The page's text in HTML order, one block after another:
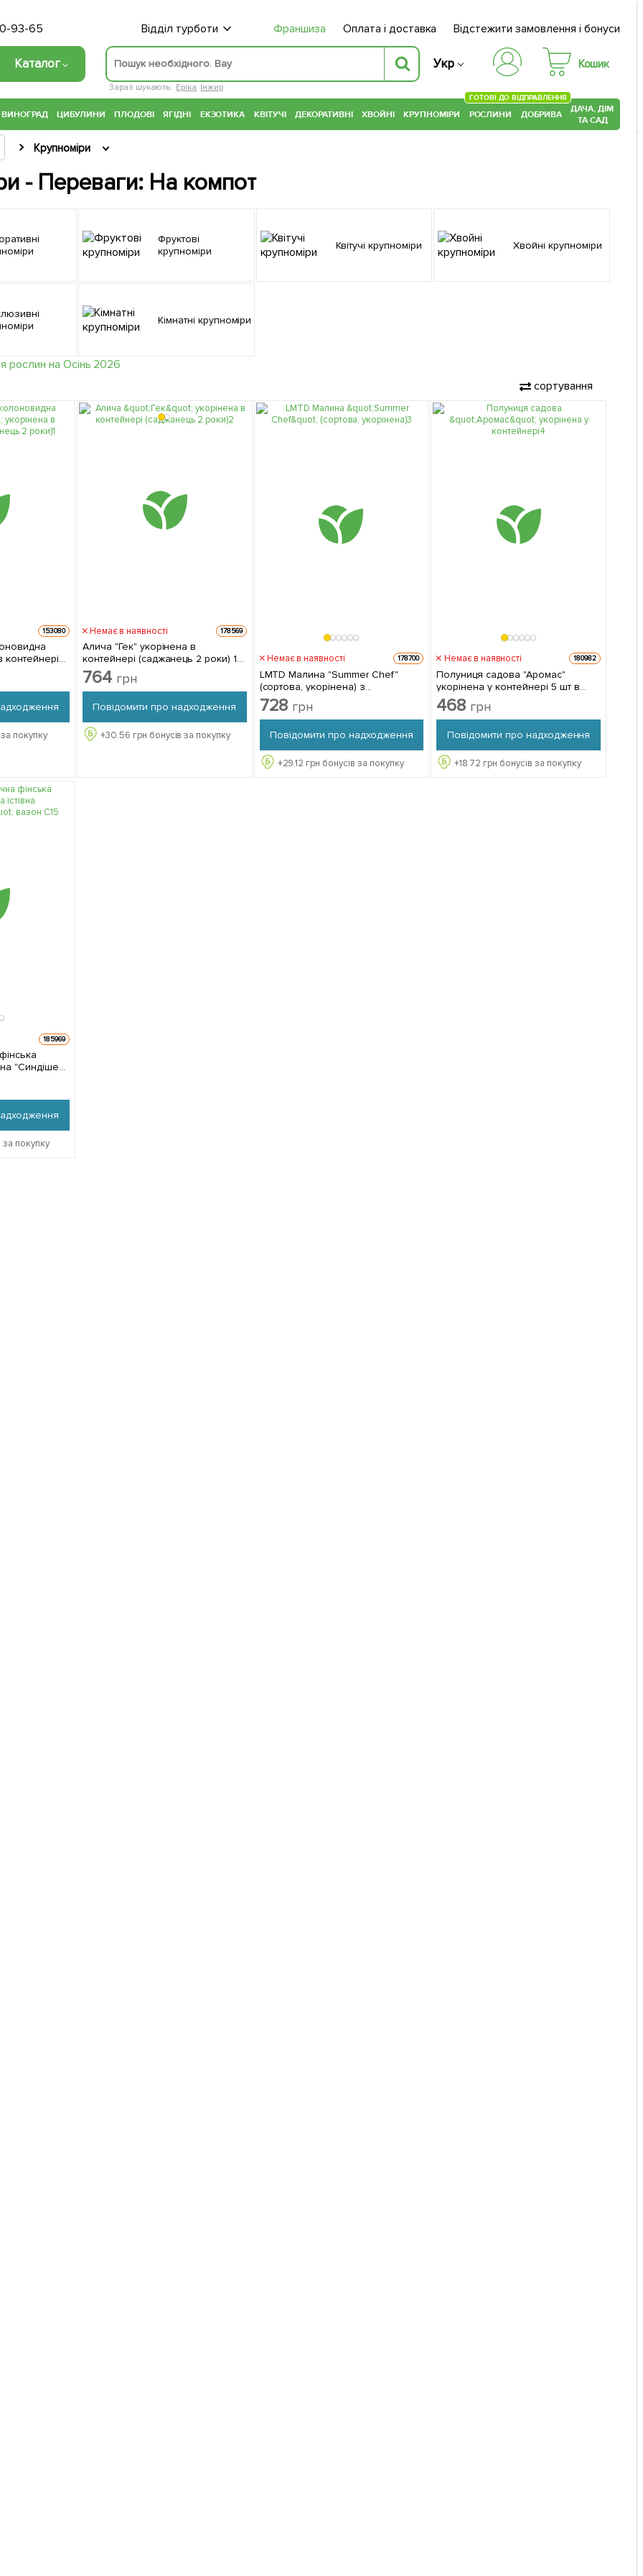
93-65 Відділ турботи Франшиза Оплата і доставка Відстежити замовлення і бонуси
Каталог
Зараз шукають: Еріка Інжир
Укр Кошик
ВИНОГРАД ЦИБУЛИНИ ПЛОДОВІ ЯГІДНІ ЕКЗОТИКА КВІТУЧІ ДЕКОРАТИВНІ ХВОЙНІ КРУПНОМІРИ РОСЛИНИ
ГОТОВІ ДО ВІДПРАВЛЕННЯ
ДОБРИВА
ДАЧА, ДІМ
ТА САД
Крупноміри
- Переваги: На компот
Фруктові
крупноміри
Квітучі крупноміри Хвойні крупноміри
Кімнатні крупноміри
сортування
153080
контейнері
покупку
Немає в наявності 178569
Алича "Гек" укорінена в
контейнері (саджанець 2 роки) 1
саджанець в упаковці
764 грн
Повідомити про надходження
+30.56 грн бонусів за покупку
Немає в наявності 178700
LMTD Малина "Summer Chef"
(сортова, укорінена) з
Нідерландів 1 саджанець в
упаковці
728 грн
Повідомити про надходження
+29.12 грн бонусів за покупку
Немає в наявності 180982
Полуниця садова "Аромас"
укорінена у контейнері 5 шт в
упаковці
468 грн
Повідомити про надходження
+18.72 грн бонусів за покупку
185969
"Синдішен"
за покупку